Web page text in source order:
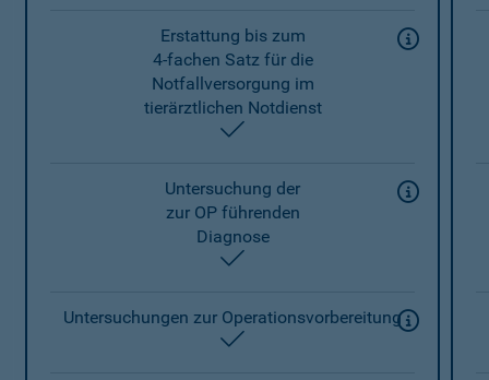
Erstattung bis zum
4-fachen Satz für die
Notfallversorgung im
tierärztlichen Notdienst
Untersuchung der
zur OP führenden
Diagnose
Untersuchungen zur Operationsvorbereitung